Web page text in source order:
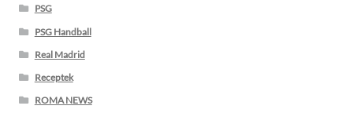
PSG
PSG Handball
Real Madrid
Receptek
ROMA NEWS